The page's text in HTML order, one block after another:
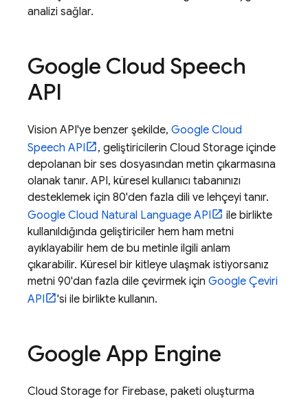
analizi sağlar.
Google Cloud Speech
API
Vision API'ye benzer şekilde, Google Cloud
Speech API
, geliştiricilerin Cloud Storage içinde
depolanan bir ses dosyasından metin çıkarmasına
olanak tanır. API, küresel kullanıcı tabanınızı
desteklemek için 80'den fazla dili ve lehçeyi tanır.
Google Cloud Natural Language API
ile birlikte
kullanıldığında geliştiriciler hem ham metni
ayıklayabilir hem de bu metinle ilgili anlam
çıkarabilir. Küresel bir kitleye ulaşmak istiyorsanız
metni 90'dan fazla dile çevirmek için Google Çeviri
API
'si ile birlikte kullanın.
Google App Engine
Cloud Storage for Firebase, paketi oluşturma